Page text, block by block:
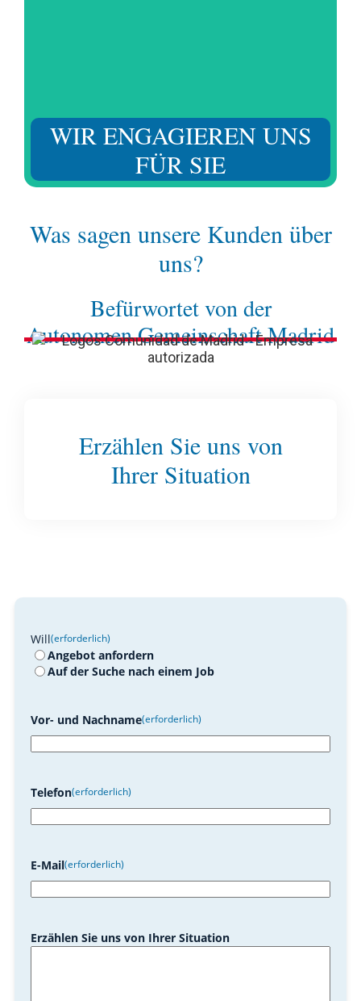
WIR ENGAGIEREN UNS
FÜR SIE
Was sagen unsere Kunden über
uns?
Befürwortet von der
Autonomen Gemeinschaft Madrid
Erzählen Sie uns von
Ihrer Situation
Will(erforderlich)
Angebot anfordern
Auf der Suche nach einem Job
Vor- und Nachname(erforderlich)
Telefon(erforderlich)
E-Mail(erforderlich)
Erzählen Sie uns von Ihrer Situation